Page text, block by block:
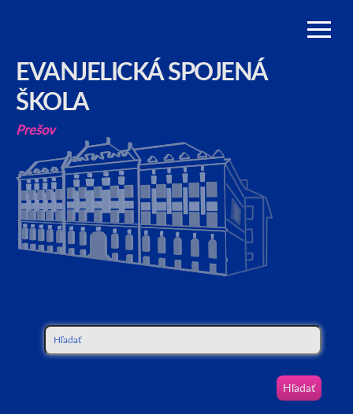
EVANJELICKÁ SPOJENÁ
ŠKOLA
Prešov